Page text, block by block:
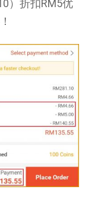
）折扣RM5优